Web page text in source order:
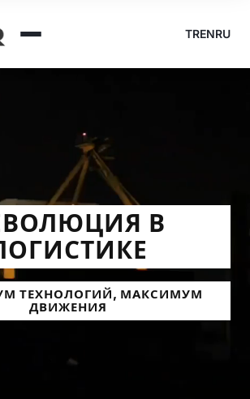
TRENRU
В
ТЕХНОЛОГИЙ, МАКСИМУМ
ДВИЖЕНИЯ